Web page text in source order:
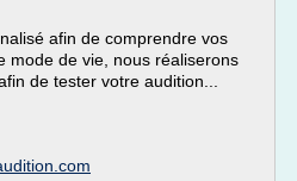
afin de comprendre vos
mode de vie, nous réaliserons
de tester votre audition...